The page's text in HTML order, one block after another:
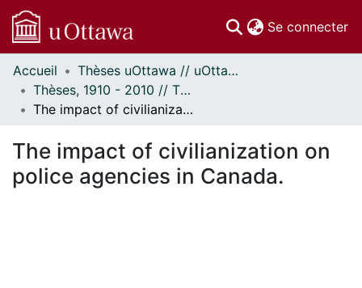
Se connecter
Communautés
et collections
Parcourir
À propos
Accueil
Thèses uOttawa // uOttawa Theses
Thèses, 1910 - 2010 // Theses, 1910 - 2010
The impact of civilianization on police agencies in Canada.
The impact of civilianization on
police agencies in Canada.